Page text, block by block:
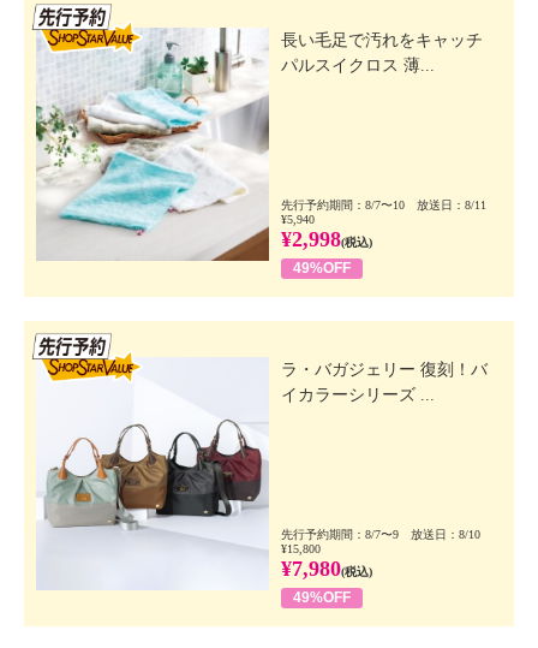
長い毛足で汚れをキャッチ
パルスイクロス 薄...
先行予約期間：8/7〜10 放送日：8/11
¥5,940
¥2,998(税込)
49%OFF
ラ・バガジェリー 復刻！バ
イカラーシリーズ ...
先行予約期間：8/7〜9 放送日：8/10
¥15,800
¥7,980(税込)
49%OFF